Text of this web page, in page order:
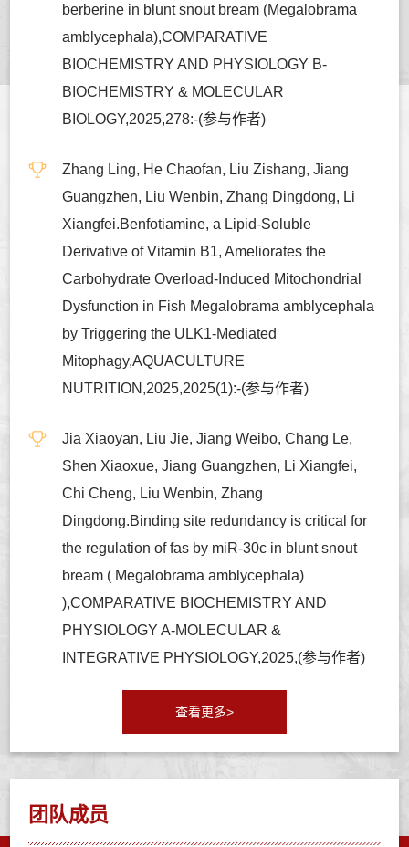
berberine in blunt snout bream (Megalobrama
amblycephala),COMPARATIVE
BIOCHEMISTRY AND PHYSIOLOGY B-
BIOCHEMISTRY & MOLECULAR
BIOLOGY,2025,278:-(参与作者)
Zhang Ling, He Chaofan, Liu Zishang, Jiang
Guangzhen, Liu Wenbin, Zhang Dingdong, Li
Xiangfei.Benfotiamine, a Lipid-Soluble
Derivative of Vitamin B1, Ameliorates the
Carbohydrate Overload-Induced Mitochondrial
Dysfunction in Fish Megalobrama amblycephala
by Triggering the ULK1-Mediated
Mitophagy,AQUACULTURE
NUTRITION,2025,2025(1):-(参与作者)
Jia Xiaoyan, Liu Jie, Jiang Weibo, Chang Le,
Shen Xiaoxue, Jiang Guangzhen, Li Xiangfei,
Chi Cheng, Liu Wenbin, Zhang
Dingdong.Binding site redundancy is critical for
the regulation of fas by miR-30c in blunt snout
bream ( Megalobrama amblycephala)
),COMPARATIVE BIOCHEMISTRY AND
PHYSIOLOGY A-MOLECULAR &
INTEGRATIVE PHYSIOLOGY,2025,(参与作者)
查看更多>
团队成员